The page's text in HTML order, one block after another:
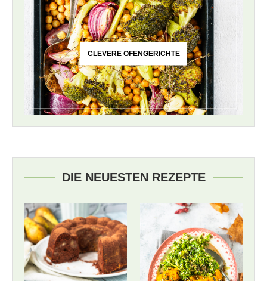
CLEVERE OFENGERICHTE
DIE NEUESTEN REZEPTE